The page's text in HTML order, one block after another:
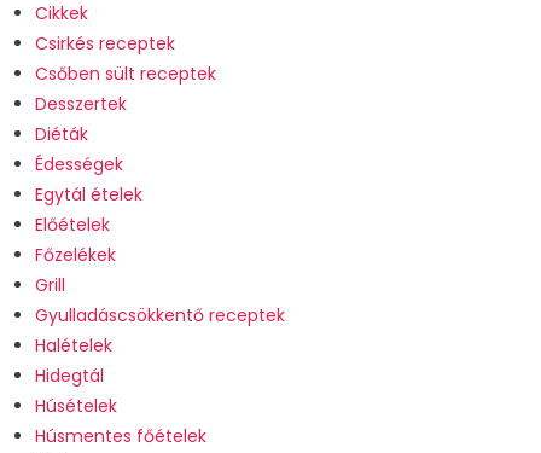
Cikkek
Csirkés receptek
Csőben sült receptek
Desszertek
Diéták
Édességek
Egytál ételek
Előételek
Főzelékek
Grill
Gyulladáscsökkentő receptek
Halételek
Hidegtál
Húsételek
Húsmentes főételek